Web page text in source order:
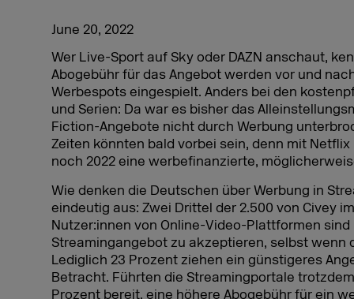
June 20, 2022
Wer Live-Sport auf Sky oder DAZN anschaut,
Abogebühr für das Angebot werden vor und
Werbespots eingespielt. Anders bei den
und Serien: Da war es bisher das
Fiction-Angebote nicht durch Werbung
Zeiten könnten bald vorbei sein, denn mit
noch 2022 eine werbefinanzierte,
Wie denken die Deutschen über Werbung in
eindeutig aus: Zwei Drittel der 2.500 von Civey
Nutzer:innen von Online-Video-Plattformen
Streamingangebot zu akzeptieren, selbst wenn
Lediglich 23 Prozent ziehen ein günstigeres
Betracht. Führten die Streamingportale
Prozent bereit, eine höhere Abogebühr für ein